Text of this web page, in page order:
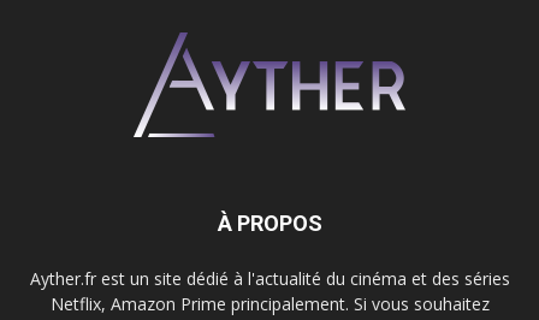
À PROPOS
Ayther.fr est un site dédié à l'actualité du cinéma et des séries
Netflix, Amazon Prime principalement. Si vous souhaitez